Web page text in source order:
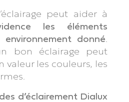
peut aider à
les éléments
environnement donné
bon éclairage peut
valeur les couleurs, les
d’éclairement Dialux